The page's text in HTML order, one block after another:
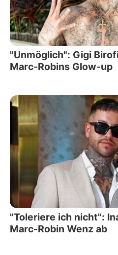
"Unmöglich": Gigi
Marc-Robins Glow-up
"Toleriere ich nicht":
Marc-Robin Wenz ab